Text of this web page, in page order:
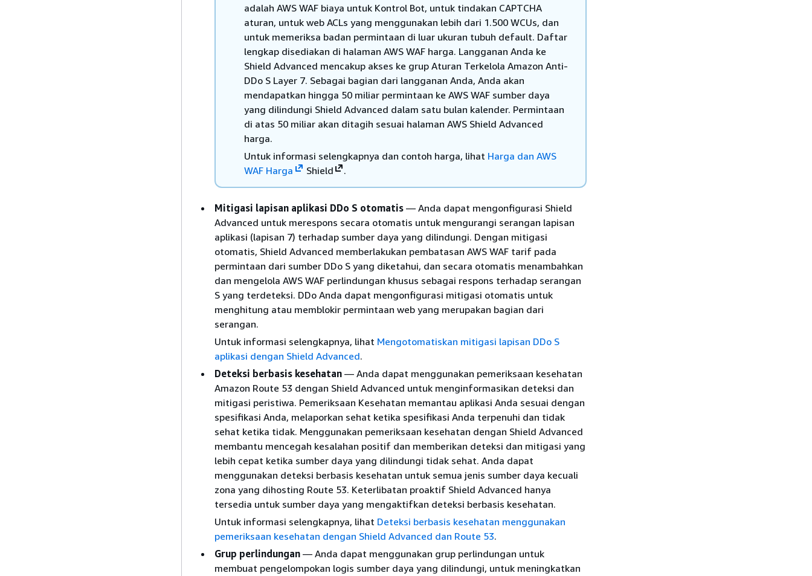
adalah AWS WAF biaya untuk Kontrol Bot, untuk tindakan CAPTCHA
aturan, untuk web ACLs yang menggunakan lebih dari 1.500 WCUs, dan
untuk memeriksa badan permintaan di luar ukuran tubuh default. Daftar
lengkap disediakan di halaman AWS WAF harga. Langganan Anda ke
Shield Advanced mencakup akses ke grup Aturan Terkelola Amazon Anti-
DDo S Layer 7. Sebagai bagian dari langganan Anda, Anda akan
mendapatkan hingga 50 miliar permintaan ke AWS WAF sumber daya
yang dilindungi Shield Advanced dalam satu bulan kalender. Permintaan
di atas 50 miliar akan ditagih sesuai halaman AWS Shield Advanced
harga.
Untuk informasi selengkapnya dan contoh harga, lihat Harga dan AWS
WAF Harga
Shield .
Mitigasi lapisan aplikasi DDo S otomatis — Anda dapat mengonfigurasi Shield
Advanced untuk merespons secara otomatis untuk mengurangi serangan lapisan
aplikasi (lapisan 7) terhadap sumber daya yang dilindungi. Dengan mitigasi
otomatis, Shield Advanced memberlakukan pembatasan AWS WAF tarif pada
permintaan dari sumber DDo S yang diketahui, dan secara otomatis menambahkan
dan mengelola AWS WAF perlindungan khusus sebagai respons terhadap serangan
S yang terdeteksi. DDo Anda dapat mengonfigurasi mitigasi otomatis untuk
menghitung atau memblokir permintaan web yang merupakan bagian dari
serangan.
Untuk informasi selengkapnya, lihat Mengotomatiskan mitigasi lapisan DDo S
aplikasi dengan Shield Advanced.
Deteksi berbasis kesehatan — Anda dapat menggunakan pemeriksaan kesehatan
Amazon Route 53 dengan Shield Advanced untuk menginformasikan deteksi dan
mitigasi peristiwa. Pemeriksaan Kesehatan memantau aplikasi Anda sesuai dengan
spesifikasi Anda, melaporkan sehat ketika spesifikasi Anda terpenuhi dan tidak
sehat ketika tidak. Menggunakan pemeriksaan kesehatan dengan Shield Advanced
membantu mencegah kesalahan positif dan memberikan deteksi dan mitigasi yang
lebih cepat ketika sumber daya yang dilindungi tidak sehat. Anda dapat
menggunakan deteksi berbasis kesehatan untuk semua jenis sumber daya kecuali
zona yang dihosting Route 53. Keterlibatan proaktif Shield Advanced hanya
tersedia untuk sumber daya yang mengaktifkan deteksi berbasis kesehatan.
Untuk informasi selengkapnya, lihat Deteksi berbasis kesehatan menggunakan
pemeriksaan kesehatan dengan Shield Advanced dan Route 53.
Grup perlindungan — Anda dapat menggunakan grup perlindungan untuk
membuat pengelompokan logis sumber daya yang dilindungi, untuk meningkatkan